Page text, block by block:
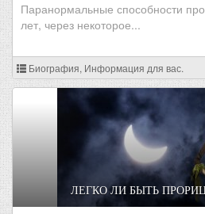
Паранормальные способности
лет, через некоторое...
Биография, Информация для вас.
ЛЕГКО ЛИ БЫТЬ